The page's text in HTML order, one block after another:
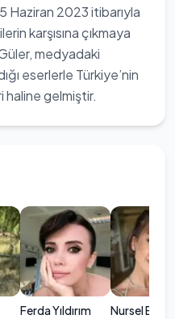
Haziran 2023 itibarıyla
karşısına çıkmaya
medyadaki
eserlerle Türkiye’nin
gelmiştir.
Ferda Yıldırım
Nursel Ergin